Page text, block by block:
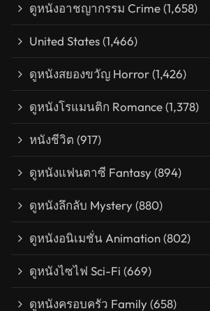
ดูหนังอาชญากรรม Crime(1,658)
United States(1,466)
ดูหนังสยองขวัญ Horror(1,426)
ดูหนังโรแมนติก Romance(1,378)
หนังชีวิต (917)
ดูหนังแฟนตาซี Fantasy(894)
ดูหนังลึกลับ Mystery(880)
ดูหนังอนิเมชั่น Animation(802)
ดูหนังไซไฟ Sci-Fi (669)
ดูหนังครอบครัว Family(658)